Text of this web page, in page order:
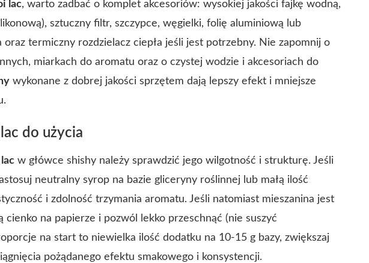
lac, warto zadbać o komplet akcesoriów: wysokiej jakości fajkę wodną,
sztuczny filtr, szczypce, węgielki, folię aluminiową lub
oraz termiczny rozdzielacz ciepła jeśli jest potrzebny. Nie zapomnij o
miarkach do aromatu oraz o czystej wodzie i akcesoriach do
wykonane z dobrej jakości sprzętem dają lepszy efekt i mniejsze
do użycia
w główce shishy należy sprawdzić jego wilgotność i strukturę. Jeśli
neutralny syrop na bazie gliceryny roślinnej lub małą ilość
i zdolność trzymania aromatu. Jeśli natomiast mieszanina jest
cienko na papierze i pozwól lekko przeschnąć (nie suszyć
na start to niewielka ilość dodatku na 10-15 g bazy, zwiększaj
pożądanego efektu smakowego i konsystencji.